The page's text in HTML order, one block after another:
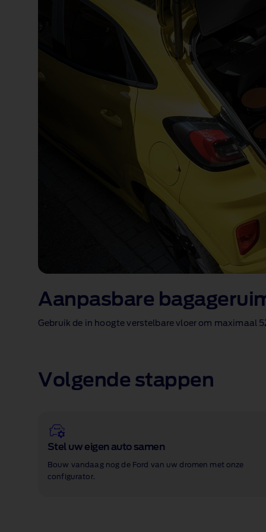
Aanpasbare
Gebruik de in hoogte verstelbare vloer om maximaal
Volgende stappen
Stel uw eigen auto samen
Bouw vandaag nog de Ford van uw dromen met onze
configurator.